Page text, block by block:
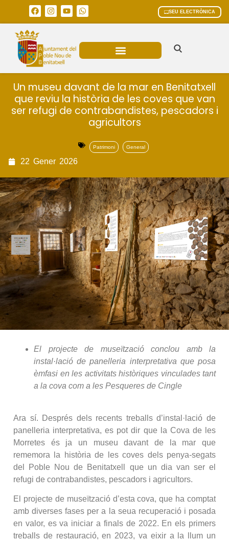
SEU ELECTRÒNICA
Un museu davant de la mar en Benitatxell
que reviu la història de les coves que van
ser refugi de contrabandistes, pescadors i
agricultors
Patrimoni General
22 Gener 2026
El projecte de museïtzació conclou amb la
instal·lació de panelleria interpretativa que posa
èmfasi en les activitats històriques vinculades tant
a la cova com a les Pesqueres de Cingle
Ara sí. Després dels recents treballs d’instal·lació de
panelleria interpretativa, es pot dir que la Cova de les
Morretes és ja un museu davant de la mar que
rememora la història de les coves dels penya-segats
del Poble Nou de Benitatxell que un dia van ser el
refugi de contrabandistes, pescadors i agricultors.
El projecte de museïtzació d’esta cova, que ha comptat
amb diverses fases per a la seua recuperació i posada
en valor, es va iniciar a finals de 2022. En els primers
treballs de restauració, en 2023, va eixir a la llum un